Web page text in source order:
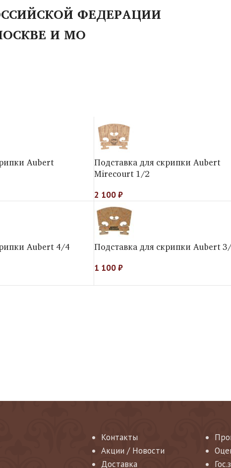
ФЕДЕРАЦИИ
И МО
Aubert
Подставка для скрипки Aubert
Mirecourt 1/2
2 100₽
Aubert 4/4 Подставка для скрипки Aubert
1 100₽
Контакты
Акции / Новости
Доставка